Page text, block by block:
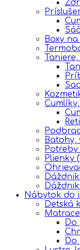
Boxy
Batohy,
Plienky
Nábytok do
Detská
Matrace
Do
Do